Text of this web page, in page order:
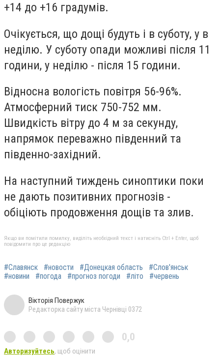
+14 до +16 градумів.
Очікується, що дощі будуть і в суботу, у в
неділю. У суботу опади можливі після 11
години, у неділю - після 15 години.
Відносна вологість повітря 56-96%.
Атмосферний тиск 750-752 мм.
Швидкість вітру до 4 м за секунду,
напрямок переважно південний та
південно-західний.
На наступний тиждень синоптики поки
не дають позитивних прогнозів -
обіціють продовження дощів та злив.
Якщо ви помітили помилку, виділіть необхідний текст і натисніть Ctrl + Enter, щоб
повідомити про це редакцію
#Славянск #новости #Донецкая область
#Слов'янськ
#новини
#погода #прогноз погоди #літо #червень
Вікторія Повержук
Редакторка сайту міста Чернівці 0372
0,0
Авторизуйтесь, щоб оцінити